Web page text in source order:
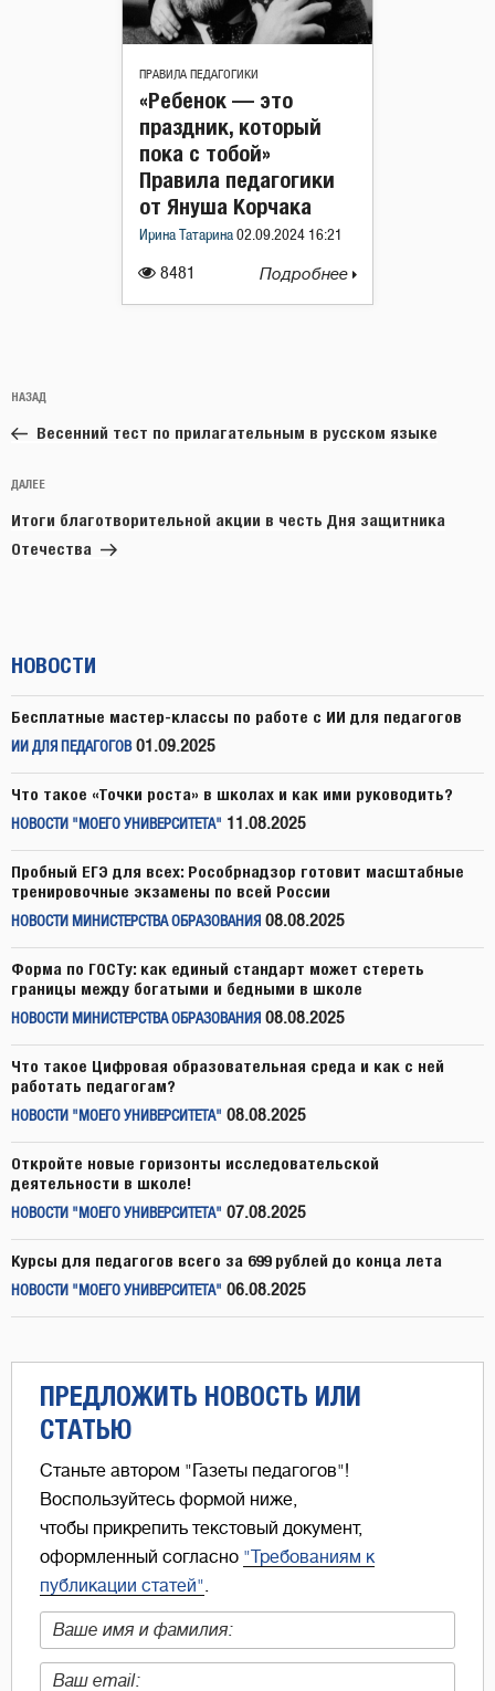
ПРАВИЛА ПЕДАГОГИКИ
8481
«Ребенок — это
праздник, который
пока с тобой»
Правила педагогики
от Януша Корчака
Ирина Татарина 02.09.2024 16:21
Подробнее
по
записям
Предыдущая
запись:
НАЗАД
Весенний тест по прилагательным в русском языке
Следующая
запись
ДАЛЕЕ
Итоги благотворительной акции в честь Дня защитника
Отечества
НОВОСТИ
Бесплатные мастер-классы по работе с ИИ для педагогов
ИИ ДЛЯ ПЕДАГОГОВ 01.09.2025
Что такое «Точки роста» в школах и как ими руководить?
НОВОСТИ "МОЕГО УНИВЕРСИТЕТА" 11.08.2025
Пробный ЕГЭ для всех: Рособрнадзор готовит масштабные
тренировочные экзамены по всей России
НОВОСТИ МИНИСТЕРСТВА ОБРАЗОВАНИЯ 08.08.2025
Форма по ГОСТу: как единый стандарт может стереть
границы между богатыми и бедными в школе
НОВОСТИ МИНИСТЕРСТВА ОБРАЗОВАНИЯ 08.08.2025
Что такое Цифровая образовательная среда и как с ней
работать педагогам?
НОВОСТИ "МОЕГО УНИВЕРСИТЕТА" 08.08.2025
Откройте новые горизонты исследовательской
деятельности в школе!
НОВОСТИ "МОЕГО УНИВЕРСИТЕТА" 07.08.2025
Курсы для педагогов всего за 699 рублей до конца лета
НОВОСТИ "МОЕГО УНИВЕРСИТЕТА" 06.08.2025
ПРЕДЛОЖИТЬ НОВОСТЬ ИЛИ
СТАТЬЮ
Станьте автором "Газеты педагогов"!
Воспользуйтесь формой ниже,
чтобы прикрепить текстовый документ,
оформленный согласно "Требованиям к
публикации статей".